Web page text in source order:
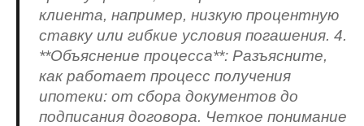
клиента, например, низкую процентную
ставку или гибкие условия погашения. 4.
**Объяснение процесса**: Разъясните,
как работает процесс получения
ипотеки: от сбора документов до
подписания договора. Четкое понимание